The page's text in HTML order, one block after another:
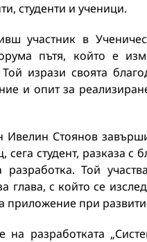
студенти и ученици.
участник в
пътя, който е
Той изрази своята
и опит за
Ивелин Стоянов
сега студент, разказа с
разработка. Той
глава, с който се
приложение при
на разработката